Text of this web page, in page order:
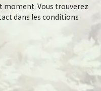
moment. Vous trouverez
dans les conditions